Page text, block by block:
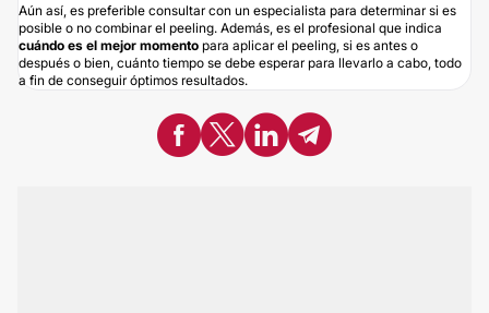
Aún así, es preferible consultar con un especialista para determinar si es
posible o no combinar el peeling. Además, es el profesional que indica
cuándo es el mejor momento para aplicar el peeling, si es antes o
después o bien, cuánto tiempo se debe esperar para llevarlo a cabo, todo
a fin de conseguir óptimos resultados.